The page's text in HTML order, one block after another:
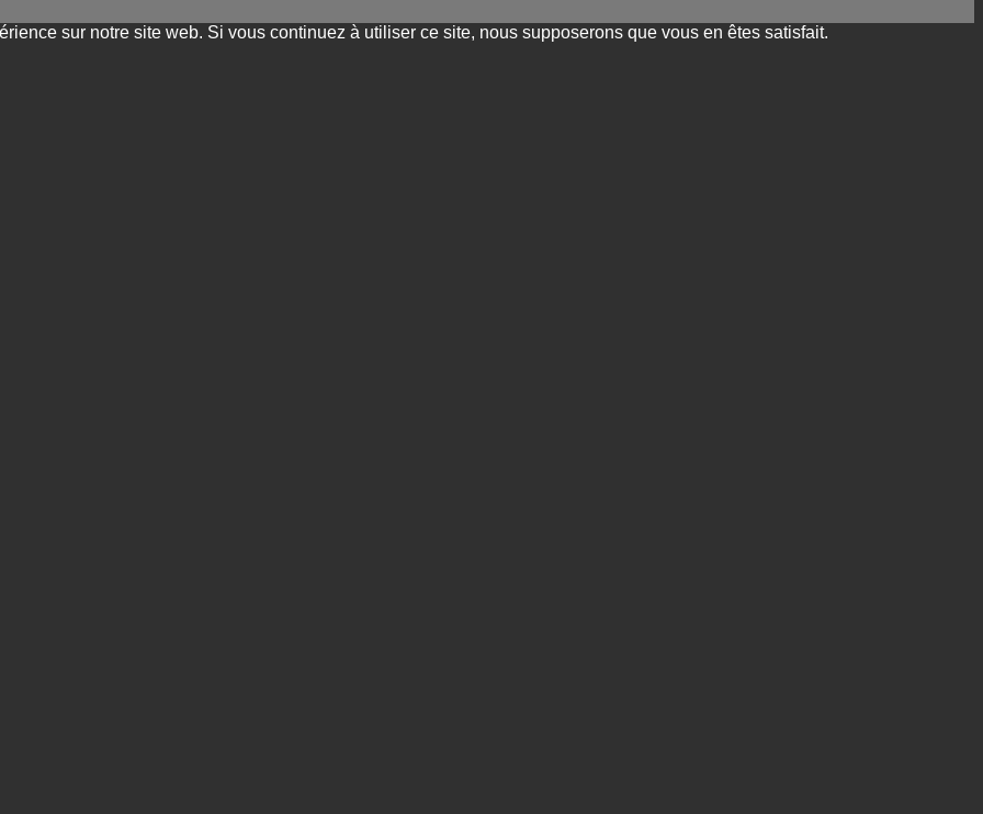
sur notre site web. Si vous continuez à utiliser ce site, nous supposerons que vous en êtes satisfait.